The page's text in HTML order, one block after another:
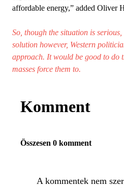
affordable energy,” added Oliver
So, though the situation is
solution however, Western
approach. It would be good to do
masses force them to.
Komment
Összesen 0 komment
A kommentek nem